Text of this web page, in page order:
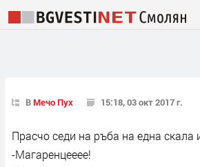
ВМечо Пух 15:18, 03 окт 2017 г.
Прасчо седи на ръба на една скала
-Магаренцееее!